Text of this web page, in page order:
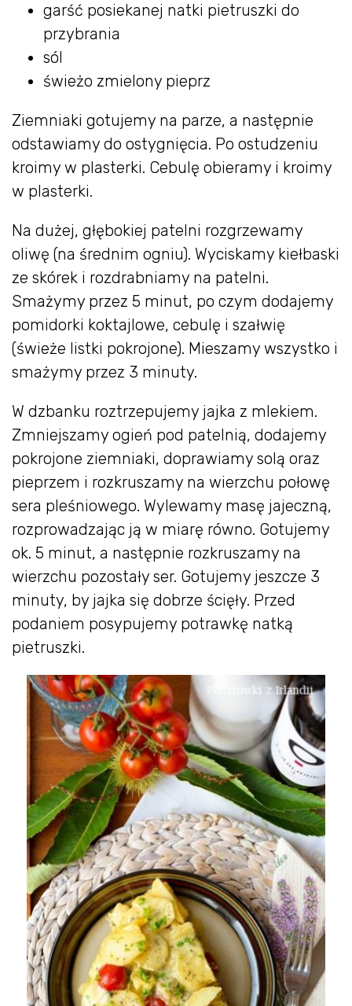
garść posiekanej natki pietruszki do
przybrania
sól
świeżo zmielony pieprz
Ziemniaki gotujemy na parze, a następnie
odstawiamy do ostygnięcia. Po ostudzeniu
kroimy w plasterki. Cebulę obieramy i kroimy
w plasterki.
Na dużej, głębokiej patelni rozgrzewamy
oliwę (na średnim ogniu). Wyciskamy kiełbaski
ze skórek i rozdrabniamy na patelni.
Smażymy przez 5 minut, po czym dodajemy
pomidorki koktajlowe, cebulę i szałwię
(świeże listki pokrojone). Mieszamy wszystko i
smażymy przez 3 minuty.
W dzbanku roztrzepujemy jajka z mlekiem.
Zmniejszamy ogień pod patelnią, dodajemy
pokrojone ziemniaki, doprawiamy solą oraz
pieprzem i rozkruszamy na wierzchu połowę
sera pleśniowego. Wylewamy masę jajeczną,
rozprowadzając ją w miarę równo. Gotujemy
ok. 5 minut, a następnie rozkruszamy na
wierzchu pozostały ser. Gotujemy jeszcze 3
minuty, by jajka się dobrze ścięły. Przed
podaniem posypujemy potrawkę natką
pietruszki.